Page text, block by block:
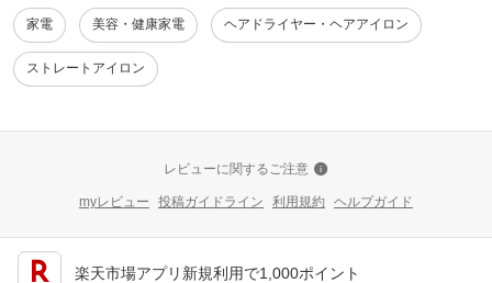
家電 美容・健康家電 ヘアドライヤー・ヘアアイロン
ストレートアイロン
レビューに関するご注意
myレビュー 投稿ガイドライン 利用規約 ヘルプガイド
楽天市場アプリ新規利用で1,000ポイント